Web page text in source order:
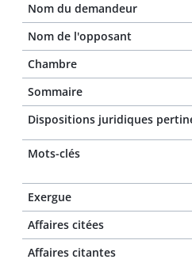
Nom du demandeur
Nom de l'opposant
Chambre
Sommaire
Dispositions juridiques
Mots-clés
Exergue
Affaires citées
Affaires citantes